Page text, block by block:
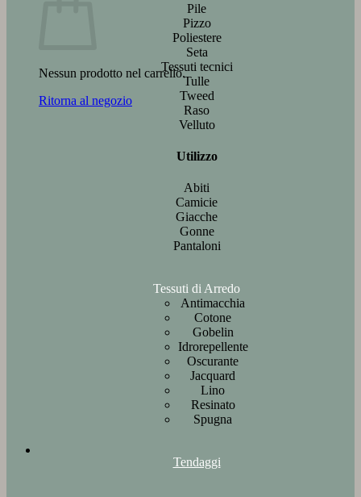
Nessun prodotto nel carrello.
Ritorna al negozio
Pile
Pizzo
Poliestere
Seta
Tessuti tecnici
Tulle
Tweed
Raso
Velluto
Utilizzo
Abiti
Camicie
Giacche
Gonne
Pantaloni
Tessuti di Arredo
Antimacchia
Cotone
Gobelin
Idrorepellente
Oscurante
Jacquard
Lino
Resinato
Spugna
Tendaggi